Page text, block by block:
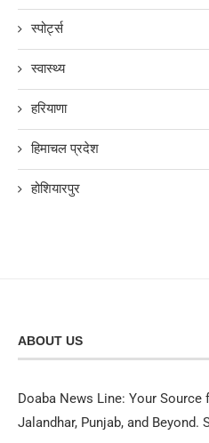
स्पोर्ट्स
स्वास्थ्य
हरियाणा
हिमाचल प्रदेश
होशियारपुर
ABOUT US
Doaba News Line: Your
Jalandhar, Punjab, and Beyond.